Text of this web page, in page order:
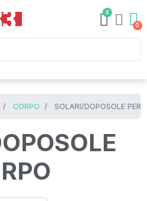
0
CORPO SOLARI/DOPOSOLE PER